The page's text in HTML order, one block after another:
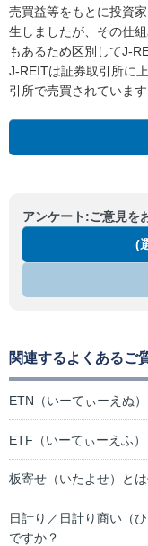
売買益等をもとに投資
生しましたが、その仕
もあるため区別してJ-
J-REITは証券取引所に
引所で売買されています
アンケート:ご意見を
(
関連するよくあるご
ETN（いーてぃーえぬ
ETF（いーてぃーえふ
板寄せ（いたよせ）と
日計り／日計り商い（
ですか？